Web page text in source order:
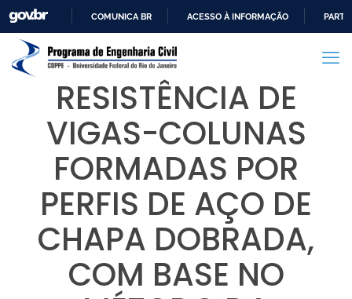
PARA
CONTEÚDO
COMUNICA BR ACESSO À INFORMAÇÃO
RESISTÊNCIA DE
VIGAS-COLUNAS
FORMADAS POR
PERFIS DE AÇO DE
CHAPA DOBRADA,
COM BASE NO